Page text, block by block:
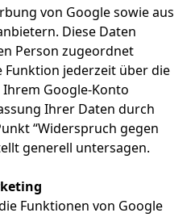
von Google sowie aus
Diese Daten
Person zugeordnet
Funktion jederzeit über die
Google-Konto
Ihrer Daten durch
“Widerspruch gegen
generell untersagen.
Funktionen von Google